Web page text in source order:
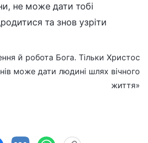
не може дати тобі
та знов узріти
й робота Бога. Тільки Христос
може дати людині шлях вічного
життя»